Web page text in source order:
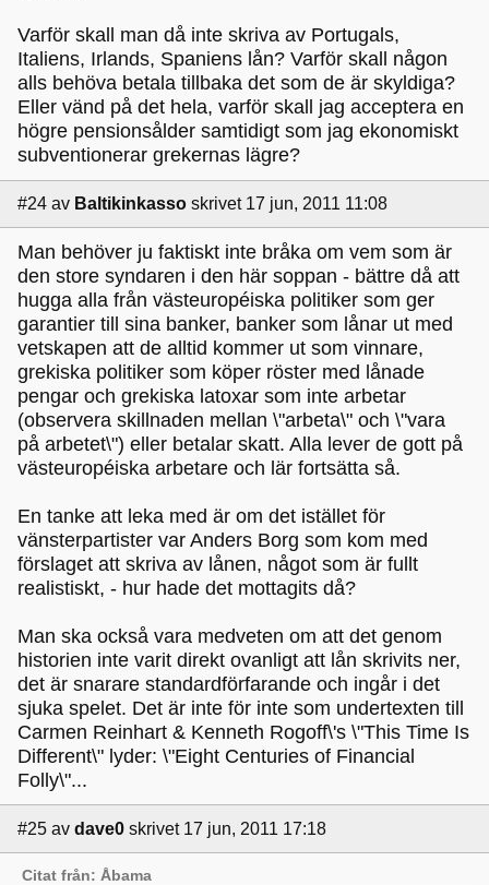
Varför skall man då inte skriva av Portugals,
Italiens, Irlands, Spaniens lån? Varför skall någon
alls behöva betala tillbaka det som de är skyldiga?
Eller vänd på det hela, varför skall jag acceptera en
högre pensionsålder samtidigt som jag ekonomiskt
subventionerar grekernas lägre?
#24 av Baltikinkasso skrivet 17 jun, 2011 11:08
Man behöver ju faktiskt inte bråka om vem som är
den store syndaren i den här soppan - bättre då att
hugga alla från västeuropéiska politiker som ger
garantier till sina banker, banker som lånar ut med
vetskapen att de alltid kommer ut som vinnare,
grekiska politiker som köper röster med lånade
pengar och grekiska latoxar som inte arbetar
(observera skillnaden mellan \"arbeta\" och \"vara
på arbetet\") eller betalar skatt. Alla lever de gott på
västeuropéiska arbetare och lär fortsätta så.
En tanke att leka med är om det istället för
vänsterpartister var Anders Borg som kom med
förslaget att skriva av lånen, något som är fullt
realistiskt, - hur hade det mottagits då?
Man ska också vara medveten om att det genom
historien inte varit direkt ovanligt att lån skrivits ner,
det är snarare standardförfarande och ingår i det
sjuka spelet. Det är inte för inte som undertexten till
Carmen Reinhart & Kenneth Rogoff\'s \"This Time Is
Different\" lyder: \"Eight Centuries of Financial
Folly\"...
#25 av dave0 skrivet 17 jun, 2011 17:18
Citat från: Åbama